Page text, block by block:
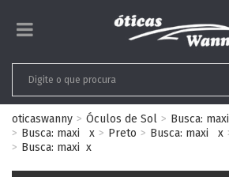
oticaswanny Óculos de Sol Busca: maxi
Busca: maxi
x Preto Busca: maxi x
Busca: maxi x